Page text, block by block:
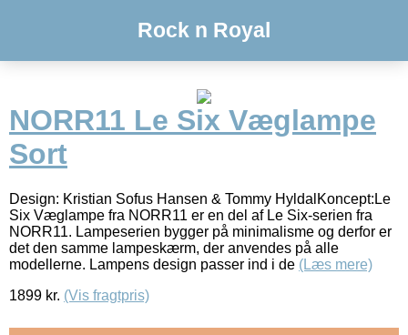
Rock n Royal
NORR11 Le Six Væglampe
Sort
Design: Kristian Sofus Hansen & Tommy HyldalKoncept:Le
Six Væglampe fra NORR11 er en del af Le Six-serien fra
NORR11. Lampeserien bygger på minimalisme og derfor er
det den samme lampeskærm, der anvendes på alle
modellerne. Lampens design passer ind i de (Læs mere)
1899 kr. (Vis fragtpris)